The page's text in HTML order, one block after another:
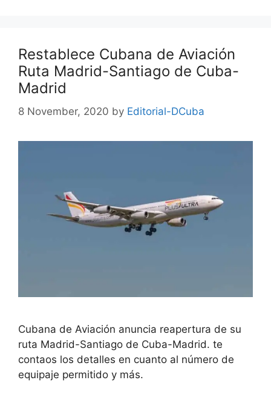
Restablece Cubana de Aviación
Ruta Madrid-Santiago de Cuba-
Madrid
8 November, 2020 by Editorial-DCuba
Cubana de Aviación anuncia reapertura de su
ruta Madrid-Santiago de Cuba-Madrid. te
contaos los detalles en cuanto al número de
equipaje permitido y más.